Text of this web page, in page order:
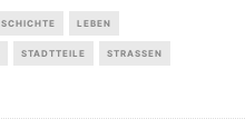
LEBEN
STADTTEILE STRASSEN